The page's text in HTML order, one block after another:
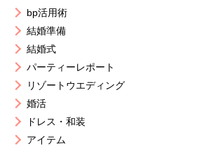
bp活用術
結婚準備
結婚式
パーティーレポート
リゾートウエディング
婚活
ドレス・和装
アイテム